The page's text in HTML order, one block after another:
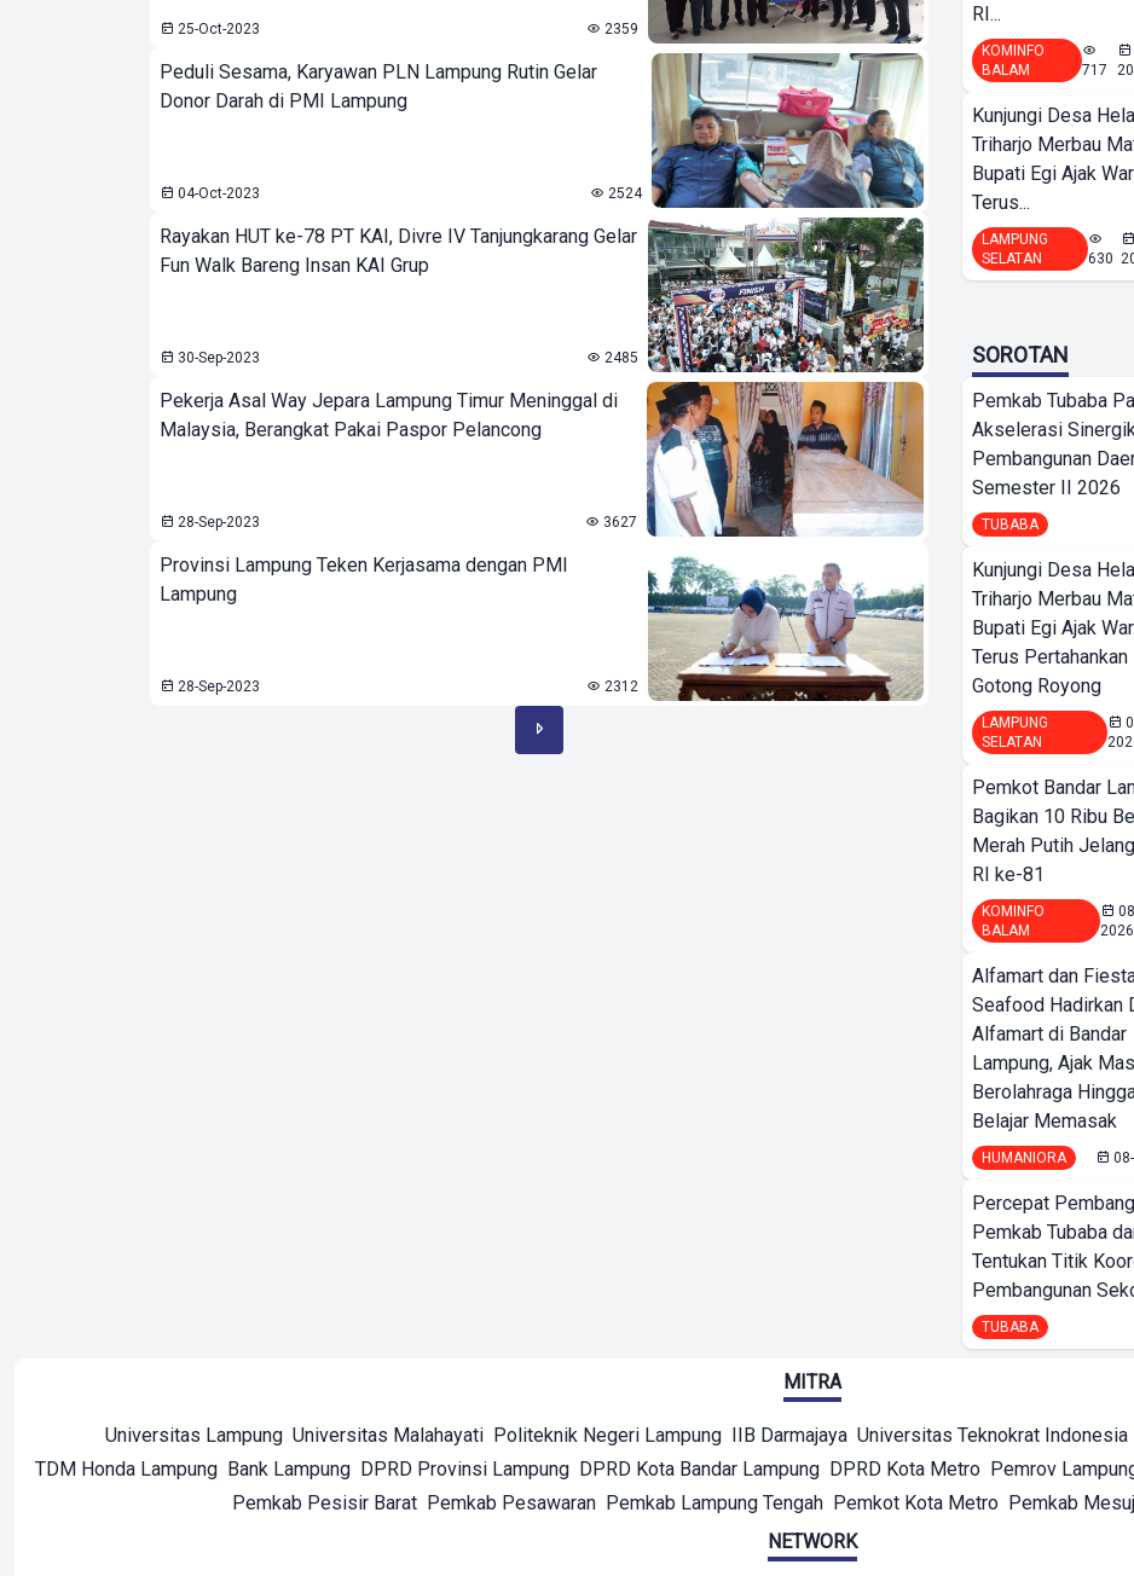
25-Oct-2023 2359
Peduli Sesama, Karyawan PLN Lampung Rutin Gelar
Donor Darah di PMI Lampung
04-Oct-2023 2524
Rayakan HUT ke-78 PT KAI, Divre IV Tanjungkarang Gelar
Fun Walk Bareng Insan KAI Grup
30-Sep-2023 2485
Pekerja Asal Way Jepara Lampung Timur Meninggal di
Malaysia, Berangkat Pakai Paspor Pelancong
28-Sep-2023 3627
Provinsi Lampung Teken Kerjasama dengan PMI
Lampung
28-Sep-2023 2312
RI...
KOMINFO
BALAM
717
Kunjungi Desa
Triharjo Merbau
Bupati Egi Ajak
Terus...
LAMPUNG
SELATAN
630
SOROTAN
Pemkab Tubaba
Akselerasi
Pembangunan
Semester II 2026
TUBABA
Kunjungi Desa
Triharjo Merbau
Bupati Egi Ajak
Terus Pertahankan
Gotong Royong
LAMPUNG
SELATAN
Pemkot Bandar
Bagikan 10 Ribu
Merah Putih
RI ke-81
KOMINFO
BALAM
2026
Alfamart dan
Seafood Hadirkan
Alfamart di Bandar
Lampung, Ajak
Berolahraga
Belajar Memasak
HUMANIORA
Percepat
Pemkab Tubaba
Tentukan Titik
Pembangunan
TUBABA
MITRA
Universitas Lampung Universitas Malahayati Politeknik Negeri Lampung IIB Darmajaya Universitas Teknokrat Indonesia
TDM Honda Lampung Bank Lampung DPRD Provinsi Lampung DPRD Kota Bandar Lampung DPRD Kota Metro Pemrov
Pemkab Pesisir Barat Pemkab Pesawaran Pemkab Lampung Tengah Pemkot Kota Metro Pemkab
NETWORK